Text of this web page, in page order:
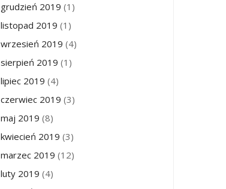
grudzień 2019 (1)
listopad 2019 (1)
wrzesień 2019 (4)
sierpień 2019 (1)
lipiec 2019 (4)
czerwiec 2019 (3)
maj 2019 (8)
kwiecień 2019 (3)
marzec 2019 (12)
luty 2019 (4)